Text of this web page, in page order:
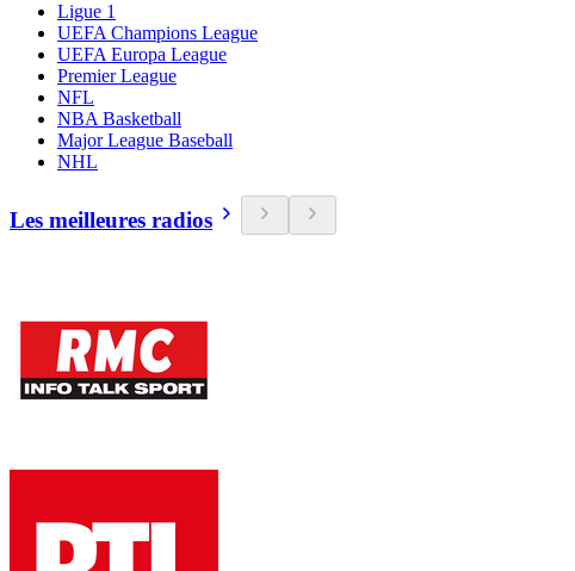
Ligue 1
UEFA Champions League
UEFA Europa League
Premier League
NFL
NBA Basketball
Major League Baseball
NHL
Les meilleures radios